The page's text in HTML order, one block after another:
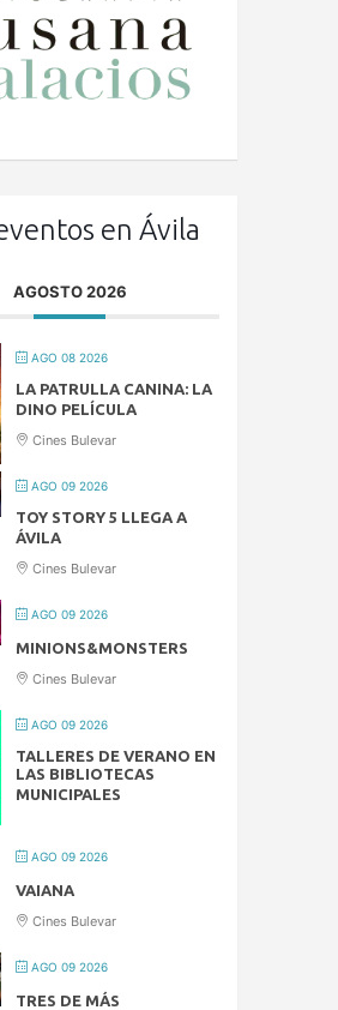
en Ávila
AGOSTO 2026
AGO 08 2026
LA PATRULLA CANINA: LA
DINO PELÍCULA
Cines Bulevar
AGO 09 2026
TOY STORY 5 LLEGA A
ÁVILA
Cines Bulevar
AGO 09 2026
MINIONS&MONSTERS
Cines Bulevar
AGO 09 2026
TALLERES DE VERANO EN
LAS BIBLIOTECAS
MUNICIPALES
AGO 09 2026
VAIANA
Cines Bulevar
AGO 09 2026
TRES DE MÁS